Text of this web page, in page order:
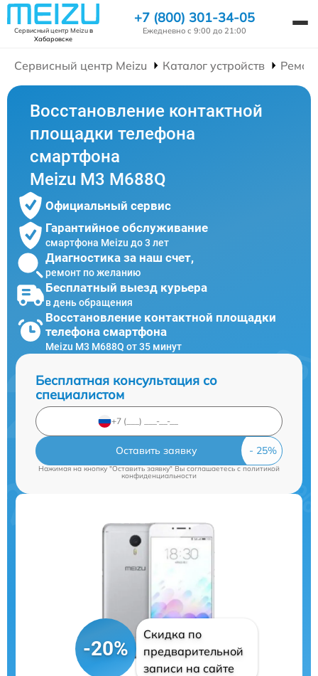
Сервисный центр Meizuв
Хабаровске
+7 (800) 301-34-05
Ежедневно с 9:00 до 21:00
Сервисный центр Meizu Каталог устройств
Восстановление контактной
площадки телефона
смартфона
Meizu M3 M688Q
Официальный сервис
Гарантийное обслуживание
смартфона Meizu до 3 лет
Диагностика за наш счет,
ремонт по желанию
Бесплатный выезд курьера
в день обращения
Восстановление контактной площадки
телефона смартфона
Meizu M3 M688Q от 35 минут
Бесплатная консультация со
специалистом
Оставить заявку
Нажимая на кнопку "Оставить заявку" Вы соглашаетесь cполитикой
конфиденциальности
-20%
Скидка по
предварительной
записи на сайте